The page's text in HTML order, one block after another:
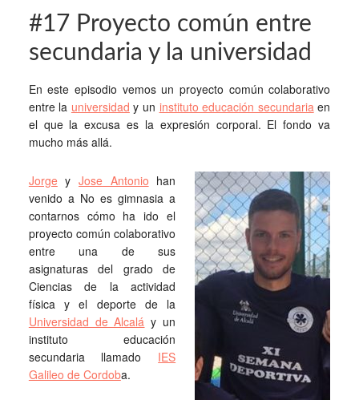
#17 Proyecto común entre
secundaria y la universidad
En este episodio vemos un proyecto común colaborativo
entre la universidad y un instituto educación secundariaen
el que la excusa es la expresión corporal. El fondo va
mucho más allá.
Jorge y Jose Antonio han
venido a No es gimnasia a
contarnos cómo ha ido el
proyecto común colaborativo
entre una de sus
asignaturas del grado de
Ciencias de la actividad
física y el deporte de la
Universidad de Alcalá y un
instituto educación
secundaria llamado IES
Galileo de Cordoba.